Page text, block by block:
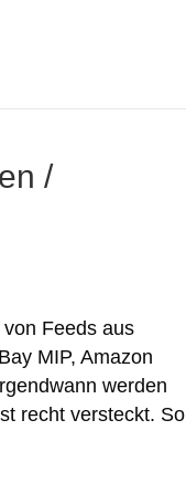
/
Feeds aus
MIP, Amazon
werden
recht versteckt. So